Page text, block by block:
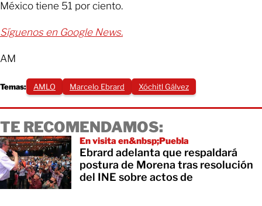
México tiene 51 por ciento.
Síguenos en Google News.
AM
Temas: AMLO Marcelo Ebrard Xóchitl Gálvez
TE RECOMENDAMOS:
En visita en&nbsp;Puebla
Ebrard adelanta que respaldará
postura de Morena tras resolución
del INE sobre actos de